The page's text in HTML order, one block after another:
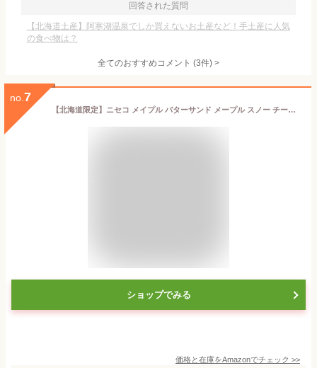
回答された質問
【北海道土産】阿寒湖温泉でしか買えないお土産など！手土産に人気
の食べ物は？
全てのおすすめコメント (3件) >
no. 7
【北海道限定】ニセコ メイプル バターサンド メープル スノー チーズ ８個入り １箱 お菓子 お土産 空港 お土産 販路限定 お菓子 人気 ギフト
ショップでみる
価格と在庫をAmazonでチェック >>